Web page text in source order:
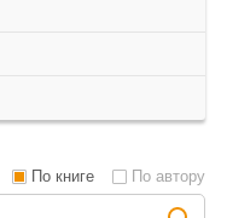
По книге По автору